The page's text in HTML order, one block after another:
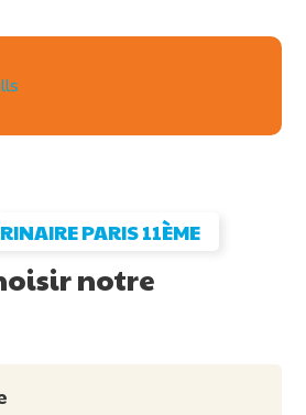
PARIS 11ÈME
notre